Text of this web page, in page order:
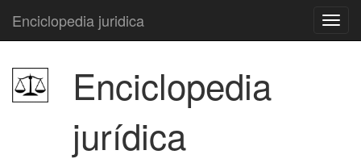
Enciclopedia juridica
Enciclopedia
jurídica